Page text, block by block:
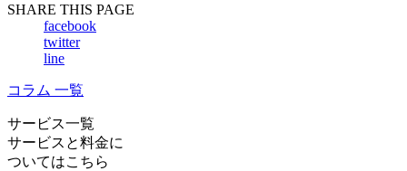
SHARE THIS PAGE
facebook
twitter
line
コラム 一覧
サービス一覧
サービスと料金に
ついてはこちら